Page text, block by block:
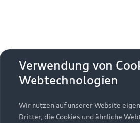
Modelle
Alle Modelle
Kaufen & leasen
Verwendung von
Webtechnologien
Wir nutzen auf unserer Website
Dritter, die Cookies und ähnliche